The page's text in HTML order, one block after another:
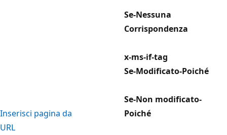
Se-Nessuna
Corrispondenza
x-ms-if-tag
Inserisci pagina da
URL
Se-Modificato-Poiché
Se-Non modificato-
Poiché